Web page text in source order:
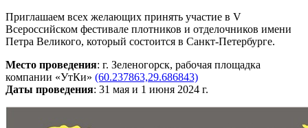
Приглашаем всех желающих принять участие в V
Всероссийском фестивале плотников и отделочников имени
Петра Великого, который состоится в Санкт-Петербурге.
Место проведения: г. Зеленогорск, рабочая площадка
компании «УтКи» (60.237863,29.686843)
Даты проведения: 31 мая и 1 июня 2024 г.